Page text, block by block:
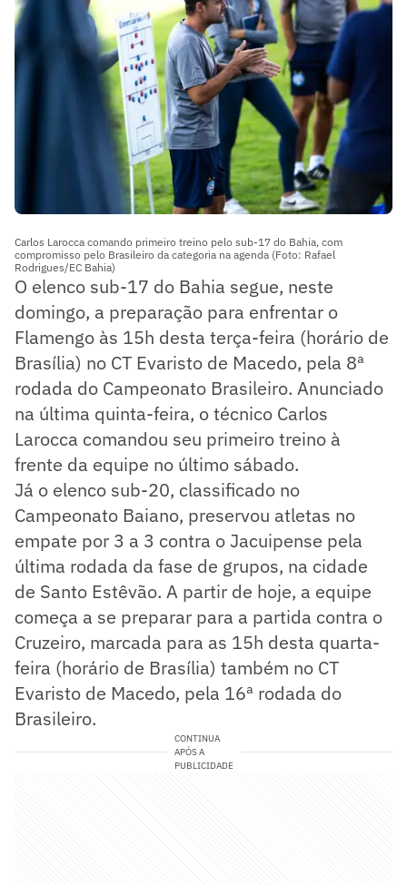
Carlos Larocca comando primeiro treino pelo sub-17 do Bahia, com
compromisso pelo Brasileiro da categoria na agenda (Foto: Rafael
Rodrigues/EC Bahia)
O elenco sub-17 do Bahia segue, neste
domingo, a preparação para enfrentar o
Flamengo às 15h desta terça-feira (horário de
Brasília) no CT Evaristo de Macedo, pela 8ª
rodada do Campeonato Brasileiro. Anunciado
na última quinta-feira, o técnico Carlos
Larocca comandou seu primeiro treino à
frente da equipe no último sábado.
Já o elenco sub-20, classificado no
Campeonato Baiano, preservou atletas no
empate por 3 a 3 contra o Jacuipense pela
última rodada da fase de grupos, na cidade
de Santo Estêvão. A partir de hoje, a equipe
começa a se preparar para a partida contra o
Cruzeiro, marcada para as 15h desta quarta-
feira (horário de Brasília) também no CT
Evaristo de Macedo, pela 16ª rodada do
Brasileiro.
CONTINUA
APÓS A
PUBLICIDADE